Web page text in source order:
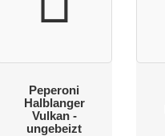
Peperoni
Halblanger
Vulkan -
ungebeizt